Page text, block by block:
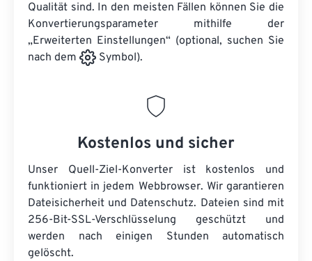
Qualität sind. In den meisten Fällen können Sie die
Konvertierungsparameter mithilfe der
„Erweiterten Einstellungen“ (optional, suchen Sie
nach dem
Symbol).
Kostenlos und sicher
Unser Quell-Ziel-Konverter ist kostenlos und
funktioniert in jedem Webbrowser. Wir garantieren
Dateisicherheit und Datenschutz. Dateien sind mit
256-Bit-SSL-Verschlüsselung geschützt und
werden nach einigen Stunden automatisch
gelöscht.